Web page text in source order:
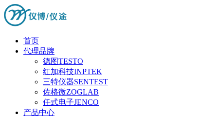
首页
代理品牌
德图TESTO
红加科技INPTEK
三特仪器SENTEST
佐格微ZOGLAB
任式电子JENCO
产品中心